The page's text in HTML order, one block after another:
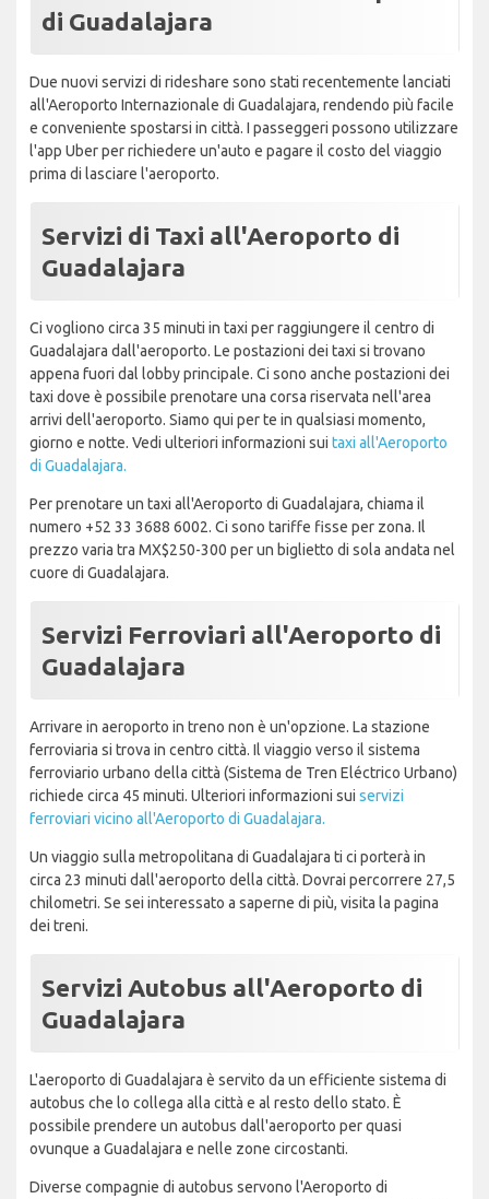
di Guadalajara
Due nuovi servizi di rideshare sono stati recentemente lanciati
all'Aeroporto Internazionale di Guadalajara, rendendo più facile
e conveniente spostarsi in città. I passeggeri possono utilizzare
l'app Uber per richiedere un'auto e pagare il costo del viaggio
prima di lasciare l'aeroporto.
Servizi di Taxi all'Aeroporto di
Guadalajara
Ci vogliono circa 35 minuti in taxi per raggiungere il centro di
Guadalajara dall'aeroporto. Le postazioni dei taxi si trovano
appena fuori dal lobby principale. Ci sono anche postazioni dei
taxi dove è possibile prenotare una corsa riservata nell'area
arrivi dell'aeroporto. Siamo qui per te in qualsiasi momento,
giorno e notte. Vedi ulteriori informazioni sui taxi all'Aeroporto
di Guadalajara.
Per prenotare un taxi all'Aeroporto di Guadalajara, chiama il
numero +52 33 3688 6002. Ci sono tariffe fisse per zona. Il
prezzo varia tra MX$250-300 per un biglietto di sola andata nel
cuore di Guadalajara.
Servizi Ferroviari all'Aeroporto di
Guadalajara
Arrivare in aeroporto in treno non è un'opzione. La stazione
ferroviaria si trova in centro città. Il viaggio verso il sistema
ferroviario urbano della città (Sistema de Tren Eléctrico Urbano)
richiede circa 45 minuti. Ulteriori informazioni sui servizi
ferroviari vicino all'Aeroporto di Guadalajara.
Un viaggio sulla metropolitana di Guadalajara ti ci porterà in
circa 23 minuti dall'aeroporto della città. Dovrai percorrere 27,5
chilometri. Se sei interessato a saperne di più, visita la pagina
dei treni.
Servizi Autobus all'Aeroporto di
Guadalajara
L'aeroporto di Guadalajara è servito da un efficiente sistema di
autobus che lo collega alla città e al resto dello stato. È
possibile prendere un autobus dall'aeroporto per quasi
ovunque a Guadalajara e nelle zone circostanti.
Diverse compagnie di autobus servono l'Aeroporto di